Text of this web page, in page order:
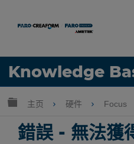
Knowledge
语言
扩展/隐缩全局层次
主页 硬件 Focus
錯誤 - 無法獲